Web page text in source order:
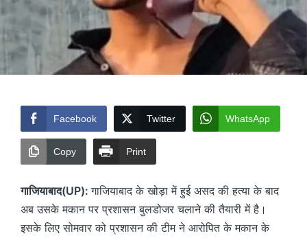
Facebook Twitter WhatsApp
Copy Print
गाजियाबाद(UP):गाजियाबाद के खोड़ा में हुई असद की हत्या के बाद
अब उसके मकान पर प्रशासन बुलडोजर चलाने की तैयारी में है।
इसके लिए सोमवार को प्रशासन की टीम ने आरोपित के मकान के